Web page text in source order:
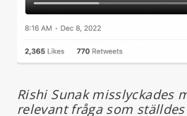
Rishi Sunak misslyckades
relevant fråga som